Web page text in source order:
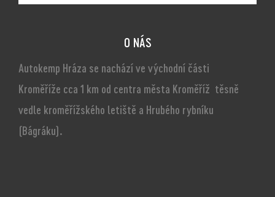
O NÁS
Autokemp Hráza se nachází ve východní části
Kroměříže cca 1 km od centra města Kroměříž těsně
vedle kroměřížského letiště a Hrubého rybníku
(Bágráku).